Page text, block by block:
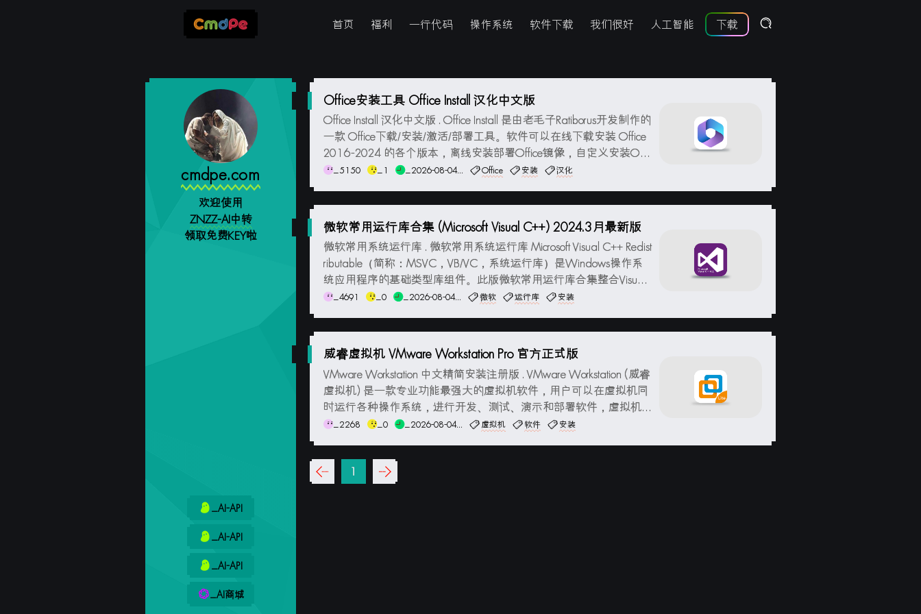
首页 下载
福利 一行代码 操作系统 软件下载 我们很好 人工智能
cmdpe.com
欢迎使用
ZNZZ-AI中转
领取免费KEY啦
_AI-API
_AI-API
_AI-API
_AI商城
Office安装工具 Office Install 汉化中文版
Office Install 汉化中文版 . Office Install 是由老毛子Ratiborus开发制作的
一款 Office下载/安装/激活/部署工具。软件可以在线下载安装 Office
2016-2024 的各个版本，离线安装部署Office镜像，自定义安装Offic
e产品组件，支持Office零售版转换批量许可版，在线KMS激活Offi...
_5150 _1 _2026-08-04... Office 安装 汉化
微软常用运行库合集 (Microsoft Visual C++) 2024.3月最新版
微软常用系统运行库 . 微软常用系统运行库 Microsoft Visual C++ Redist
ributable（简称：MSVC，VB/VC，系统运行库）是Windows操作系
统应用程序的基础类型库组件。此版微软常用运行库合集整合Visual
C ++组件安装包运行库所有版本，提供图形安装界面，可自选更新V
_4691 _0 _2026-08-04... 微软 运行库 安装
威睿虚拟机 VMware Workstation Pro 官方正式版
VMware Workstation 中文精简安装注册版 . VMware Workstation (威睿
虚拟机) 是一款专业功能最强大的虚拟机软件，用户可以在虚拟机同
时运行各种操作系统，进行开发、测试、演示和部署软件，虚拟机中
复制服务器、台式机和平板环境，每个虚拟机可分配多个处理器核
_2268 _0 _2026-08-04... 虚拟机 软件 安装
‹‹ 1 ››